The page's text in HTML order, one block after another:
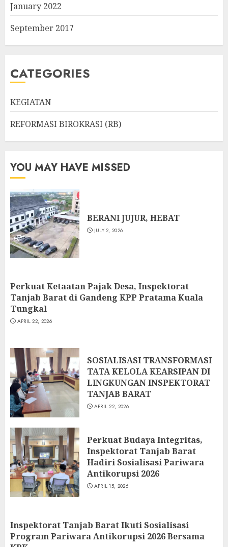
January 2022
September 2017
CATEGORIES
KEGIATAN
REFORMASI BIROKRASI (RB)
YOU MAY HAVE MISSED
BERANI JUJUR, HEBAT
JULY 2, 2026
Perkuat Ketaatan Pajak Desa, Inspektorat
Tanjab Barat di Gandeng KPP Pratama Kuala
Tungkal
APRIL 22, 2026
SOSIALISASI TRANSFORMASI
TATA KELOLA KEARSIPAN DI
LINGKUNGAN INSPEKTORAT
TANJAB BARAT
APRIL 22, 2026
Perkuat Budaya Integritas,
Inspektorat Tanjab Barat
Hadiri Sosialisasi Pariwara
Antikorupsi 2026
APRIL 15, 2026
Inspektorat Tanjab Barat Ikuti Sosialisasi
Program Pariwara Antikorupsi 2026 Bersama